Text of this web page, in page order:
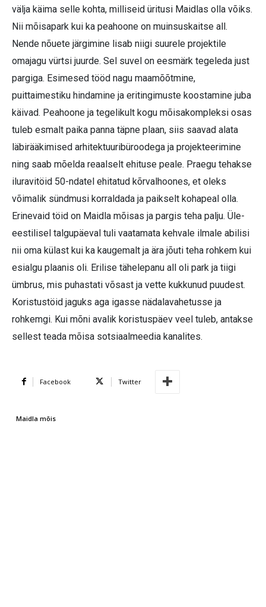
välja käima selle kohta, milliseid üritusi Maidlas olla võiks.
Nii mõisapark kui ka peahoone on muinsuskaitse all.
Nende nõuete järgimine lisab niigi suurele projektile
omajagu vürtsi juurde. Sel suvel on eesmärk tegeleda just
pargiga. Esimesed tööd nagu maamõõtmine,
puittaimestiku hindamine ja eritingimuste koostamine juba
käivad. Peahoone ja tegelikult kogu mõisakompleksi osas
tuleb esmalt paika panna täpne plaan, siis saavad alata
läbirääkimised arhitektuuribüroodega ja projekteerimine
ning saab mõelda reaalselt ehituse peale. Praegu tehakse
iluravitöid 50-ndatel ehitatud kõrvalhoones, et oleks
võimalik sündmusi korraldada ja paikselt kohapeal olla.
Erinevaid töid on Maidla mõisas ja pargis teha palju. Üle-
eestilisel talgupäeval tuli vaatamata kehvale ilmale abilisi
nii oma külast kui ka kaugemalt ja ära jõuti teha rohkem kui
esialgu plaanis oli. Erilise tähelepanu all oli park ja tiigi
ümbrus, mis puhastati võsast ja vette kukkunud puudest.
Koristustöid jaguks aga igasse nädalavahetusse ja
rohkemgi. Kui mõni avalik koristuspäev veel tuleb, antakse
sellest teada mõisa sotsiaalmeedia kanalites.
Facebook Twitter
Maidla mõis